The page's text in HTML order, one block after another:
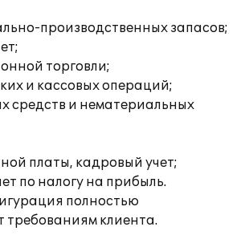
производственных запасов;
торговли;
и кассовых операций;
средств и нематериальных
платы, кадровый учет;
по налогу на прибыль.
полностью
требованиям клиента.